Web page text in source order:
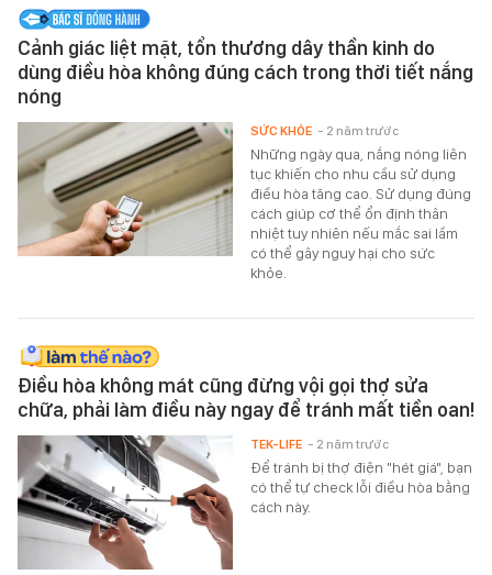
Cảnh giác liệt mặt, tổn thương dây thần kinh do
dùng điều hòa không đúng cách trong thời tiết nắng
nóng
Những ngày qua, nắng nóng liên
tục khiến cho nhu cầu sử dụng
điều hòa tăng cao. Sử dụng đúng
cách giúp cơ thể ổn định thân
nhiệt tuy nhiên nếu mắc sai lầm
có thể gây nguy hại cho sức
khỏe.
SỨC KHỎE - 2 năm trước
Điều hòa không mát cũng đừng vội gọi thợ sửa
chữa, phải làm điều này ngay để tránh mất tiền oan!
Để tránh bị thợ điện "hét giá", bạn
có thể tự check lỗi điều hòa bằng
cách này.
TEK-LIFE - 2 năm trước